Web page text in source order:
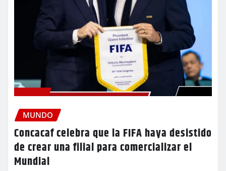
MUNDO
Concacaf celebra que la FIFA haya desistido
de crear una filial para comercializar el
Mundial